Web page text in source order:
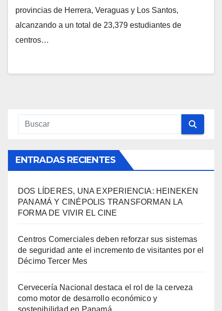
provincias de Herrera, Veraguas y Los Santos,
alcanzando a un total de 23,379 estudiantes de
centros…
ENTRADAS RECIENTES
DOS LÍDERES, UNA EXPERIENCIA: HEINEKEN
PANAMÁ Y CINÉPOLIS TRANSFORMAN LA
FORMA DE VIVIR EL CINE
Centros Comerciales deben reforzar sus sistemas
de seguridad ante el incremento de visitantes por el
Décimo Tercer Mes
Cervecería Nacional destaca el rol de la cerveza
como motor de desarrollo económico y
sostenibilidad en Panamá